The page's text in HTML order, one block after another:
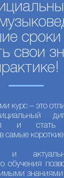
сроки
свои
курс – это
и стать
самые
и
обучения